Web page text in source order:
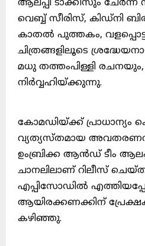
ആലപ്പി ടാക്കീസും ചേർന്ന്
വെബ്ബ് സീരിസ്, കിഡ്നി
കാതൽ പുത്തകം,
ചിത്രങ്ങളിലൂടെ
മധു തത്തംപിള്ളി
നിർവ്വഹിയ്ക്കുന്നു.
കോമഡിയ്ക്ക് പ്രാധാന്യം
വ്യത്യസ്തമായ
ഉംബ്രിക്ക ആൻഡ് ടീം
ചാനലിലാണ് റിലീസ്
എപ്പിസോഡിൽ
ആയിരക്കണക്കിന്
കഴിഞ്ഞു.